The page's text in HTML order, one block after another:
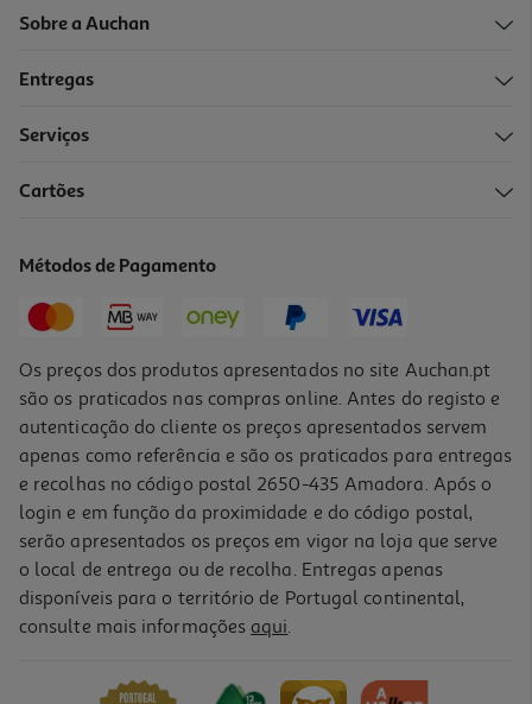
Sobre a Auchan
Entregas
Serviços
Cartões
Métodos de Pagamento
Os preços dos produtos apresentados no site Auchan.pt
são os praticados nas compras online. Antes do registo e
autenticação do cliente os preços apresentados servem
apenas como referência e são os praticados para entregas
e recolhas no código postal 2650-435 Amadora. Após o
login e em função da proximidade e do código postal,
serão apresentados os preços em vigor na loja que serve
o local de entrega ou de recolha. Entregas apenas
disponíveis para o território de Portugal continental,
consulte mais informações aqui.